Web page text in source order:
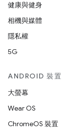
健康與健身
相機與媒體
隱私權
5G
ANDROID 裝置
大螢幕
Wear OS
ChromeOS 裝置